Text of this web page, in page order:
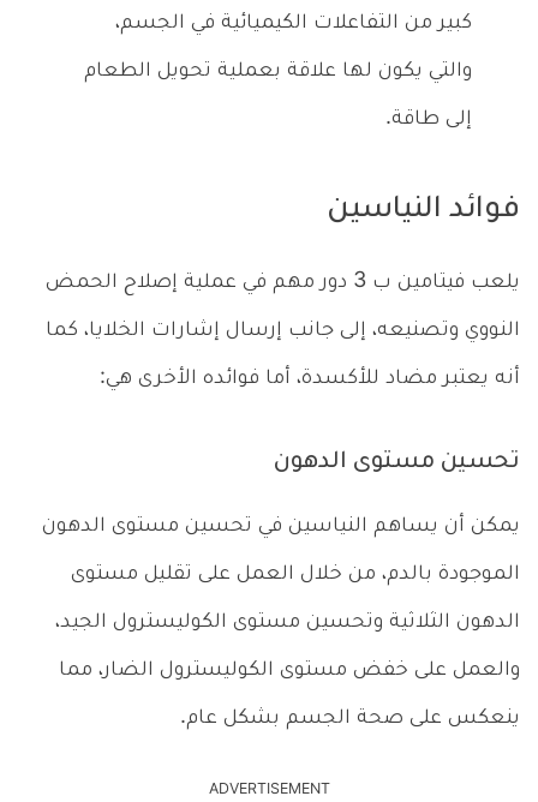
كبير من التفاعلات الكيميائية في الجسم،
والتي يكون لها علاقة بعملية تحويل الطعام
إلى طاقة.
فوائد النياسين
يلعب فيتامين ب 3 دور مهم في عملية إصلاح الحمض
النووي وتصنيعه، إلى جانب إرسال إشارات الخلايا، كما
أنه يعتبر مضاد للأكسدة، أما فوائده الأخرى هي:
تحسين مستوى الدهون
يمكن أن يساهم النياسين في تحسين مستوى الدهون
الموجودة بالدم، من خلال العمل على تقليل مستوى
الدهون الثلاثية وتحسين مستوى الكوليسترول الجيد،
والعمل على خفض مستوى الكوليسترول الضار، مما
ينعكس على صحة الجسم بشكل عام.
ADVERTISEMENT